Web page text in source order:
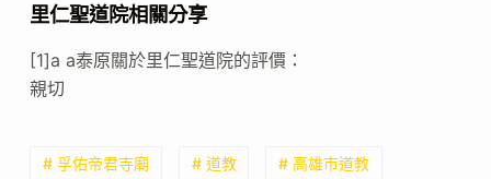
里仁聖道院相關分享
[1]a a泰原關於里仁聖道院的評價：
親切
# 孚佑帝君寺廟 # 道教 # 高雄市道教